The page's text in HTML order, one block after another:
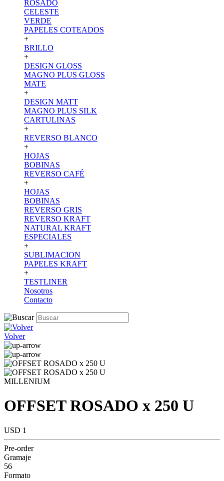
ROSADO
CELESTE
VERDE
PAPELES COTEADOS
+
BRILLO
+
DESIGN GLOSS
MAGNO PLUS GLOSS
MATE
+
DESIGN MATT
MAGNO PLUS SILK
CARTULINAS
+
REVERSO BLANCO
+
HOJAS
BOBINAS
REVERSO CAFÉ
+
HOJAS
BOBINAS
REVERSO GRIS
REVERSO KRAFT
NATURAL KRAFT
ESPECIALES
+
SUBLIMACION
PAPELES KRAFT
+
TESTLINER
Nosotros
Contacto
Volver
MILLENIUM
OFFSET ROSADO x 250 U
USD 1
Pre-order
Gramaje
56
Formato